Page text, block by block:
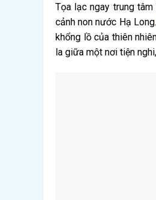
Tọa lạc ngay trung
cảnh non nước Hạ Long.
khổng lồ của thiên
la giữa một nơi tiện